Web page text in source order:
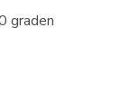
graden